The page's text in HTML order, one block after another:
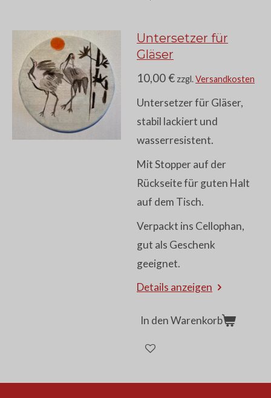
Untersetzer für
Gläser
10,00 € zzgl.Versandkosten
Untersetzer für Gläser,
stabil lackiert und
wasserresistent.
Mit Stopper auf der
Rückseite für guten Halt
auf dem Tisch.
Verpackt ins Cellophan,
gut als Geschenk
geeignet.
Details anzeigen
In den Warenkorb